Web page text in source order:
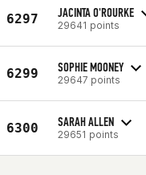
6297 JACINTA O'ROURKE
29641 points
6299 SOPHIE MOONEY
29647 points
6300 SARAH ALLEN
29651 points